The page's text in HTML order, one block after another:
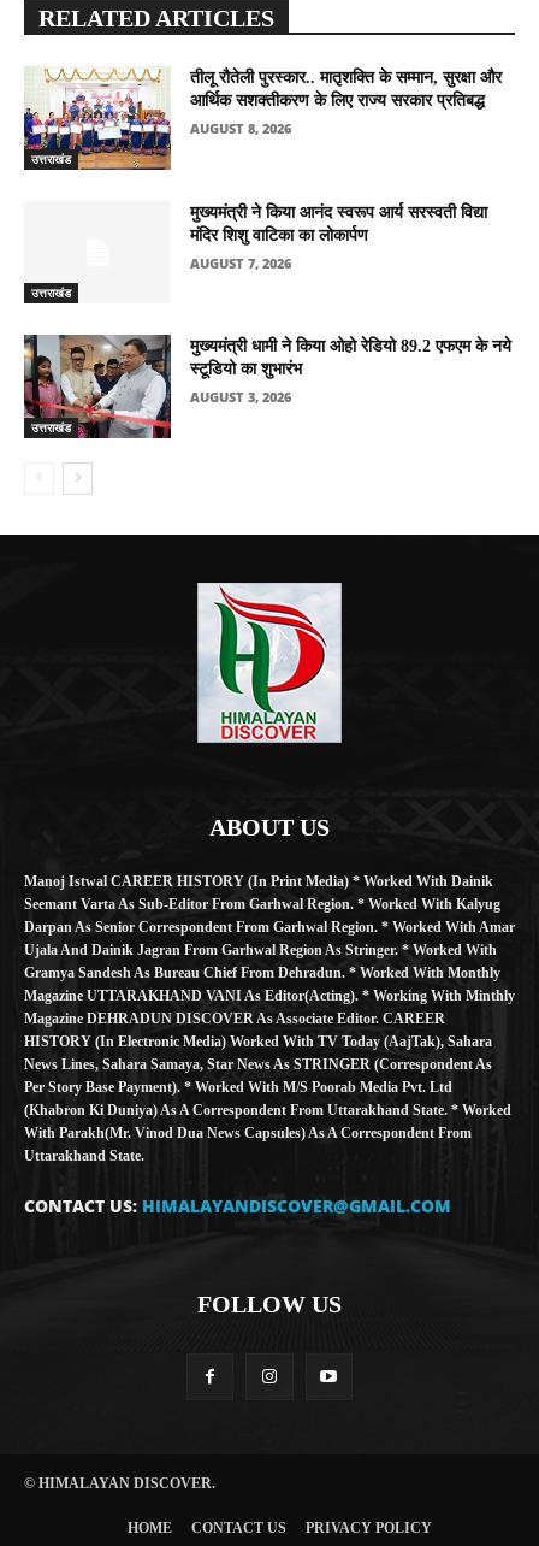
RELATED ARTICLES
उत्तराखंड
तीलू रौतेली पुरस्कार.. मातृशक्ति के सम्मान, सुरक्षा और
आर्थिक सशक्तीकरण के लिए राज्य सरकार प्रतिबद्ध
AUGUST 8, 2026
उत्तराखंड
मुख्यमंत्री ने किया आनंद स्वरूप आर्य सरस्वती विद्या
मंदिर शिशु वाटिका का लोकार्पण
AUGUST 7, 2026
उत्तराखंड
मुख्यमंत्री धामी ने किया ओहो रेडियो 89.2 एफएम के नये
स्टूडियो का शुभारंभ
AUGUST 3, 2026
ABOUT US
Manoj Istwal CAREER HISTORY (in Print Media) * Worked With Dainik
Seemant Varta As Sub-Editor From Garhwal Region. * Worked With Kalyug
Darpan As Senior Correspondent From Garhwal Region. * Worked With Amar
Ujala And Dainik Jagran From Garhwal Region As Stringer. * Worked With
Gramya Sandesh As Bureau Chief From Dehradun. * Worked With Monthly
Magazine UTTARAKHAND VANI As Editor(Acting). * Working With Minthly
Magazine DEHRADUN DISCOVER As Associate Editor. CAREER
HISTORY (in Electronic Media) Worked With TV Today (AajTak), Sahara
News Lines, Sahara Samaya, Star News As STRINGER (Correspondent As
Per Story Base Payment). * Worked With M/S Poorab Media Pvt. Ltd
(Khabron Ki Duniya) As A Correspondent From Uttarakhand State. * Worked
With Parakh(Mr. Vinod Dua News Capsules) As A Correspondent From
Uttarakhand State.
CONTACT US: HIMALAYANDISCOVER@GMAIL.COM
FOLLOW US
© HIMALAYAN DISCOVER.
HOME CONTACT US PRIVACY POLICY